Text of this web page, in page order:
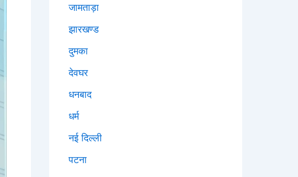
जामताड़ा
झारखण्ड
दुमका
देवघर
धनबाद
धर्म
नई दिल्ली
पटना